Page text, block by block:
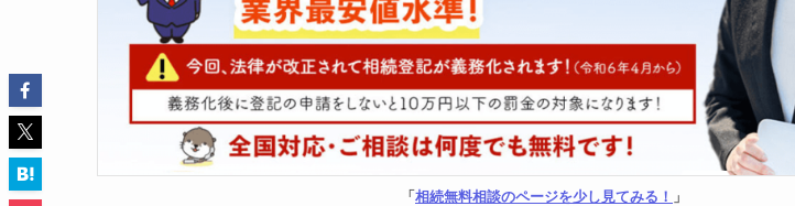
「相続無料相談のページを少し見てみる！ 」